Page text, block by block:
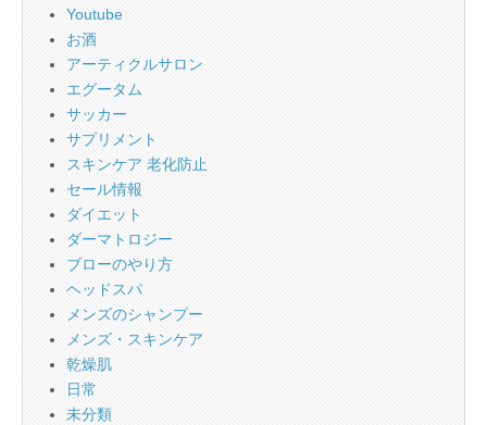
Youtube
お酒
アーティクルサロン
エグータム
サッカー
サプリメント
スキンケア 老化防止
セール情報
ダイエット
ダーマトロジー
ブローのやり方
ヘッドスパ
メンズのシャンプー
メンズ・スキンケア
乾燥肌
日常
未分類